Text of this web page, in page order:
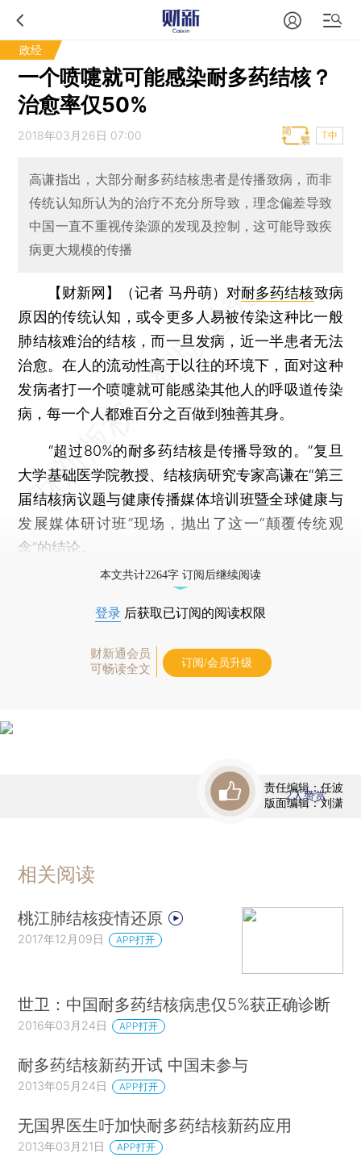
政经
一个喷嚏就可能感染耐多药结核？
治愈率仅50%
2018年03月26日 07:00 T中
高谦指出，大部分耐多药结核患者是传播致病，而非
传统认知所认为的治疗不充分所导致，理念偏差导致
中国一直不重视传染源的发现及控制，这可能导致疾
病更大规模的传播
【财新网】（记者 马丹萌） 对耐多药结核致病
原因的传统认知，或令更多人易被传染这种比一般
肺结核难治的结核，而一旦发病，近一半患者无法
治愈。在人的流动性高于以往的环境下，面对这种
发病者打一个喷嚏就可能感染其他人的呼吸道传染
病，每一个人都难百分之百做到独善其身。
“超过80%的耐多药结核是传播导致的。”复旦
大学基础医学院教授、结核病研究专家高谦在“第三
届结核病议题与健康传播媒体培训班暨全球健康与
发展媒体研讨班”现场，抛出了这一“颠覆传统观
念”的结论。
本文共计2264字 订阅后继续阅读
登录 后获取已订阅的阅读权限
财新通会员
可畅读全文
订阅/会员升级
责任编辑：任波
版面编辑：刘潇
2人赞赏
相关阅读
桃江肺结核疫情还原
2017年12月09日 APP打开
世卫：中国耐多药结核病患仅5%获正确诊断
2016年03月24日 APP打开
耐多药结核新药开试 中国未参与
2013年05月24日 APP打开
无国界医生吁加快耐多药结核新药应用
2013年03月21日 APP打开